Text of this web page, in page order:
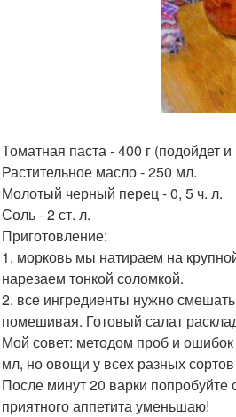
Томатная паста - 400 г (подойдет
Растительное масло - 250 мл.
Молотый черный перец - 0, 5 ч. л.
Соль - 2 ст. л.
Приготовление:
1. морковь мы натираем на
нарезаем тонкой соломкой.
2. все ингредиенты нужно
помешивая. Готовый салат
Мой совет: методом проб и ошибок
мл, но овощи у всех разных
После минут 20 варки попробуйте
приятного аппетита уменьшаю!